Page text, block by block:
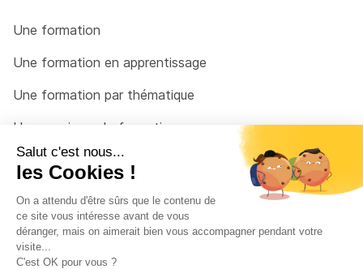
Une formation
Une formation en apprentissage
Une formation par thématique
Un organisme de formation
Un conseiller